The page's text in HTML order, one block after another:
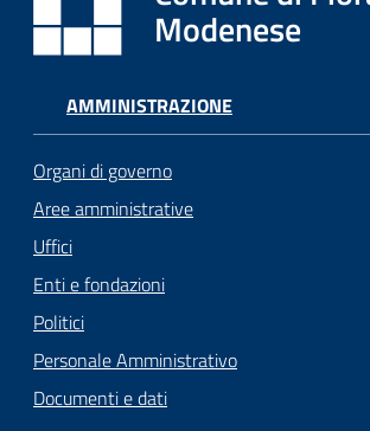
o
r
T
u
s
m
Tutti
Modenese
AMMINISTRAZIONE
Organi di governo
Aree amministrative
Uffici
Enti e fondazioni
Politici
Personale Amministrativo
Documenti e dati